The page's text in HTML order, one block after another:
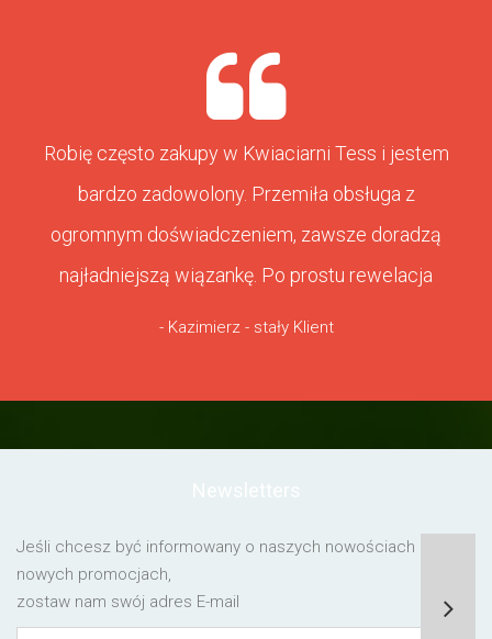
Robię często zakupy w Kwiaciarni Tess i jestem
bardzo zadowolony. Przemiła obsługa z
ogromnym doświadczeniem, zawsze doradzą
najładniejszą wiązankę. Po prostu rewelacja
- Kazimierz - stały Klient
Jeśli chcesz być informowany o naszych nowościach lub o
nowych promocjach,
zostaw nam swój adres E-mail